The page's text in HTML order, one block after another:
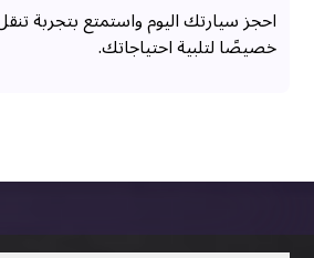
احجز سيارتك اليوم واستمتع بتجربة
خصيصًا لتلبية احتياجاتك.